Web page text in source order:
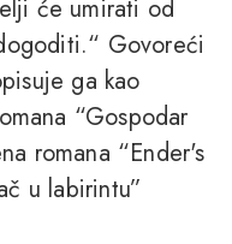
će umirati od
Govoreći
ga kao
“Gospodar
romana “Ender's
u labirintu”